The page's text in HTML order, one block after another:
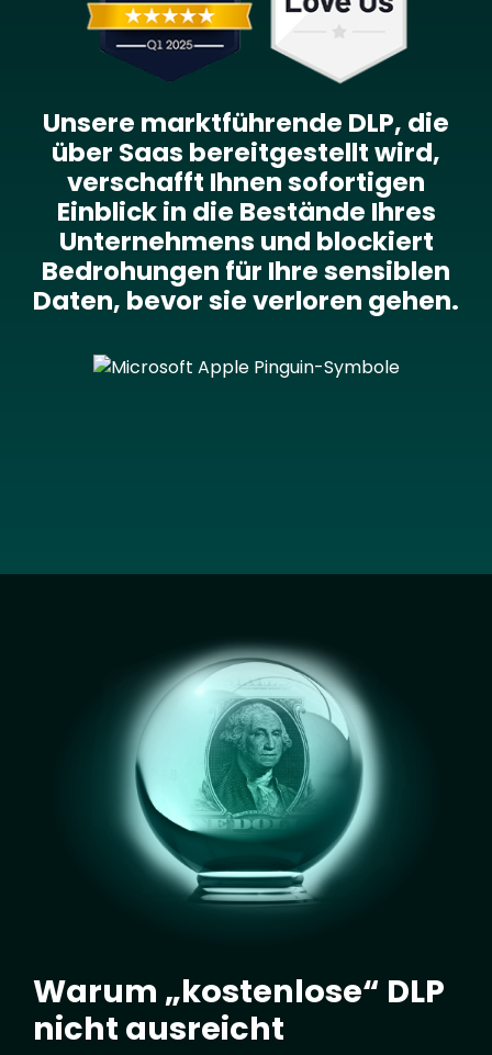
Unsere marktführende DLP, die
über Saas bereitgestellt wird,
verschafft Ihnen sofortigen
Einblick in die Bestände Ihres
Unternehmens und blockiert
Bedrohungen für Ihre sensiblen
Daten, bevor sie verloren gehen.
Warum „kostenlose“ DLP
nicht ausreicht